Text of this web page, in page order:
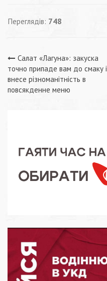
Переглядів: 748
Навігація
записів
Салат «Лагуна»: закуска
точно припаде вам до смаку і
внесе різноманітність в
повсякденне меню